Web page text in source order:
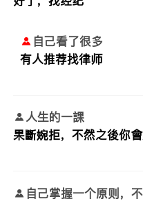
自己看了很多
有人推荐找律师
人生的一課
果斷婉拒，不然之後你
自己掌握一个原则，